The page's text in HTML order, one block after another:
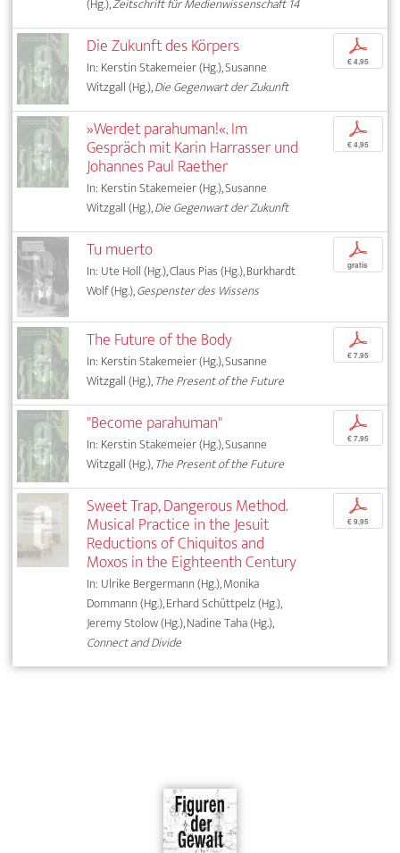
Die Zukunft des Körpers
In: Kerstin Stakemeier (Hg.), Susanne
Witzgall (Hg.),Die Gegenwart der Zukunft
p
€ 4,95
»Werdet parahuman!«. Im
Gespräch mit Karin Harrasser und
Johannes Paul Raether
In: Kerstin Stakemeier (Hg.), Susanne
Witzgall (Hg.),Die Gegenwart der Zukunft
p
€ 4,95
Tu muerto
In: Ute Holl (Hg.), Claus Pias (Hg.), Burkhardt
Wolf (Hg.),Gespenster des Wissens
p
gratis
The Future of the Body
In: Kerstin Stakemeier (Hg.), Susanne
Witzgall (Hg.),The Present of the Future
p
€ 7,95
"Become parahuman"
In: Kerstin Stakemeier (Hg.), Susanne
Witzgall (Hg.),The Present of the Future
p
€ 7,95
Sweet Trap, Dangerous Method.
Musical Practice in the Jesuit
Reductions of Chiquitos and
Moxos in the Eighteenth Century
In: Ulrike Bergermann (Hg.), Monika
Dommann (Hg.), Erhard Schüttpelz (Hg.),
Jeremy Stolow (Hg.), Nadine Taha (Hg.),
Connect and Divide
p
€ 9,95